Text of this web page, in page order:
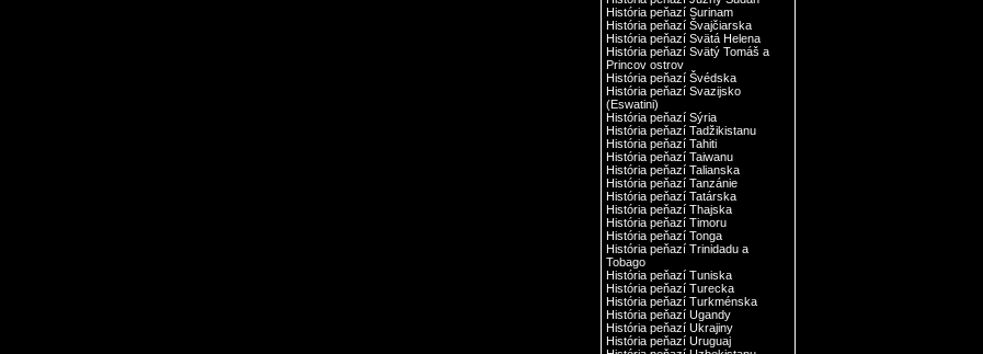
História peňazí Surinam
História peňazí Švajčiarska
História peňazí Svätá Helena
História peňazí Svätý Tomáš a
Princov ostrov
História peňazí Švédska
História peňazí Svazijsko
(Eswatini)
História peňazí Sýria
História peňazí Tadžikistanu
História peňazí Tahiti
História peňazí Taiwanu
História peňazí Talianska
História peňazí Tanzánie
História peňazí Tatárska
História peňazí Thajska
História peňazí Timoru
História peňazí Tonga
História peňazí Trinidadu a
Tobago
História peňazí Tuniska
História peňazí Turecka
História peňazí Turkménska
História peňazí Ugandy
História peňazí Ukrajiny
História peňazí Uruguaj